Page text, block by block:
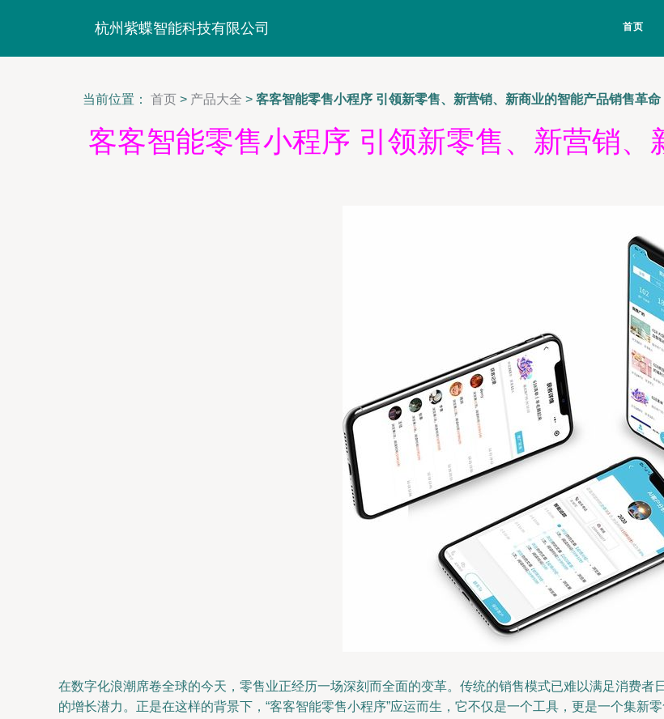
杭州紫蝶智能科技有限公司 首页
当前位置： 首页 > 产品大全 > 客客智能零售小程序 引领新零售、新营销、新商业的智能产品销售革命
客客智能零售小程序 引领新零售、新营销
在数字化浪潮席卷全球的今天，零售业正经历一场深刻而全面的变革。传统的销售模式已难以满足消费
的增长潜力。正是在这样的背景下，“客客智能零售小程序”应运而生，它不仅是一个工具，更是一个集新